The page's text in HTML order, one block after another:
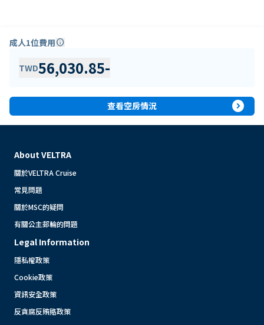
成人1位費用info
TWD56,030.85-
查看空房情況 expand_circle_right
About VELTRA
關於VELTRA Cruise
常見問題
關於MSC的疑問
有關公主郵輪的問題
Legal Information
隱私權政策
Cookie政策
資訊安全政策
反貪腐反賄賂政策